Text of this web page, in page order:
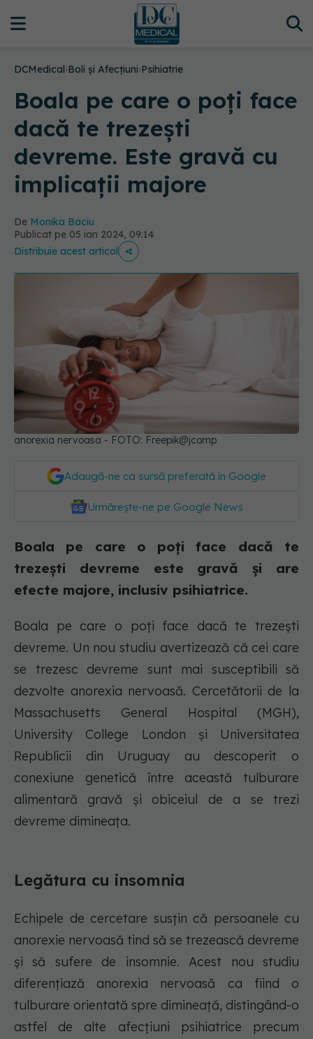
DCMedical›Boli și Afecțiuni›Psihiatrie
Boala pe care o poți face
dacă te trezești
devreme. Este gravă cu
implicații majore
De Monika Baciu
Publicat pe 05 ian 2024, 09:14
Distribuie acest articol
anorexia nervoasa - FOTO: Freepik@jcomp
Adaugă-ne ca sursă preferată în Google
Urmărește-ne pe Google News
Boala pe care o poți face dacă te
trezești devreme este gravă și are
efecte majore, inclusiv psihiatrice.
Boala pe care o poți face dacă te trezești
devreme. Un nou studiu avertizează că cei care
se trezesc devreme sunt mai susceptibili să
dezvolte anorexia nervoasă. Cercetătorii de la
Massachusetts General Hospital (MGH),
University College London și Universitatea
Republicii din Uruguay au descoperit o
conexiune genetică între această tulburare
alimentară gravă și obiceiul de a se trezi
devreme dimineața.
Legătura cu insomnia
Echipele de cercetare susțin că persoanele cu
anorexie nervoasă tind să se trezească devreme
și să sufere de insomnie. Acest nou studiu
diferențiază anorexia nervoasă ca fiind o
tulburare orientată spre dimineață, distingând-o
astfel de alte afecțiuni psihiatrice precum